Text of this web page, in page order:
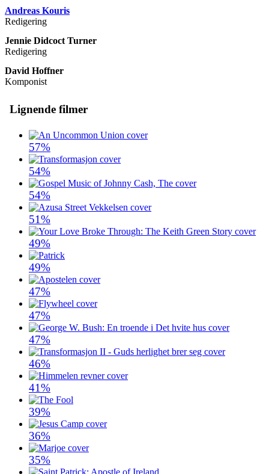
Andreas Kouris
Redigering
Jennie Didcoct Turner
Redigering
David Hoffner
Komponist
Lignende filmer
57%
54%
54%
51%
49%
49%
47%
47%
47%
46%
41%
39%
36%
35%